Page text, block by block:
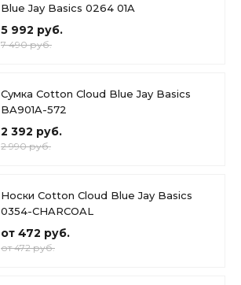
Blue Jay Basics 0264 01A
5 992 руб.
7 490 руб.
Сумка Cotton Cloud Blue Jay Basics
BA901A-572
2 392 руб.
2 990 руб.
Носки Cotton Cloud Blue Jay Basics
0354-CHARCOAL
от 472 руб.
от 472 руб.